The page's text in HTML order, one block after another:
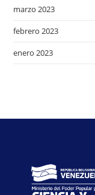
marzo 2023
febrero 2023
enero 2023